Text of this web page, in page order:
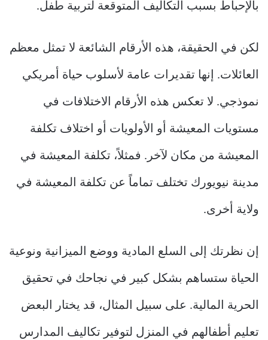
بالإحباط بسبب التكاليف المتوقعة لتربية طفل.
لكن في الحقيقة، هذه الأرقام الشائعة لا تمثل معظم
العائلات. إنها تقديرات عامة لأسلوب حياة أمريكي
نموذجي. لا تعكس هذه الأرقام الاختلافات في
مستويات المعيشة أو الأولويات أو اختلاف تكلفة
المعيشة من مكان لآخر. فمثلاً، تكلفة المعيشة في
مدينة نيويورك تختلف تماماً عن تكلفة المعيشة في
ولاية أخرى.
إن نظرتك إلى السلع المادية ووضع الميزانية ونوعية
الحياة ستساهم بشكل كبير في نجاحك في تحقيق
الحرية المالية. على سبيل المثال، قد يختار البعض
تعليم أطفالهم في المنزل لتوفير تكاليف المدارس